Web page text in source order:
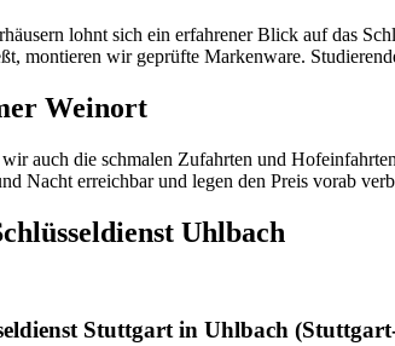
lohnt sich ein erfahrener Blick auf das
montieren wir geprüfte Markenware.
Weinort
auch die schmalen Zufahrten und
Nacht erreichbar und legen den Preis vorab
Uhlbach
Stuttgart in Uhlbach